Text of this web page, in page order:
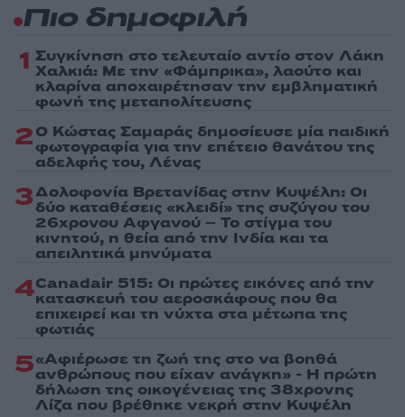
Πιο δημοφιλή
1 Συγκίνηση στο τελευταίο αντίο στον Λάκη
Χαλκιά: Με την «Φάμπρικα», λαούτο και
κλαρίνα αποχαιρέτησαν την εμβληματική
φωνή της μεταπολίτευσης
2Ο Κώστας Σαμαράς δημοσίευσε μία παιδική
φωτογραφία για την επέτειο θανάτου της
αδελφής του, Λένας
3Δολοφονία Βρετανίδας στην Κυψέλη: Οι
δύο καταθέσεις «κλειδί» της συζύγου του
26χρονου Αφγανού – Το στίγμα του
κινητού, η θεία από την Ινδία και τα
απειλητικά μηνύματα
4Canadair 515: Οι πρώτες εικόνες από την
κατασκευή του αεροσκάφους που θα
επιχειρεί και τη νύχτα στα μέτωπα της
φωτιάς
5«Αφιέρωσε τη ζωή της στο να βοηθά
ανθρώπους που είχαν ανάγκη» - Η πρώτη
δήλωση της οικογένειας της 38χρονης
Λίζα που βρέθηκε νεκρή στην Κυψέλη